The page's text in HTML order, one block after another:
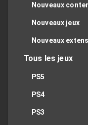
Nouveaux
Nouveaux jeux
Nouveaux
Tous les jeux
PS5
PS4
PS3